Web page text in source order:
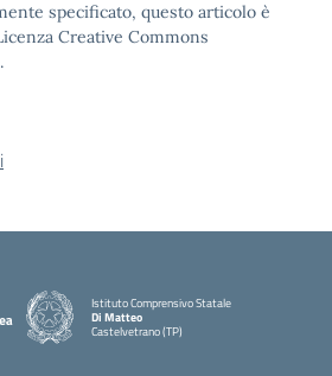
specificato, questo articolo è
Creative Commons
Istituto Comprensivo Statale
Di Matteo
Castelvetrano (TP)